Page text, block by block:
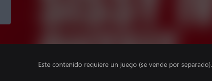
Este contenido requiere un juego (se vende por separado).